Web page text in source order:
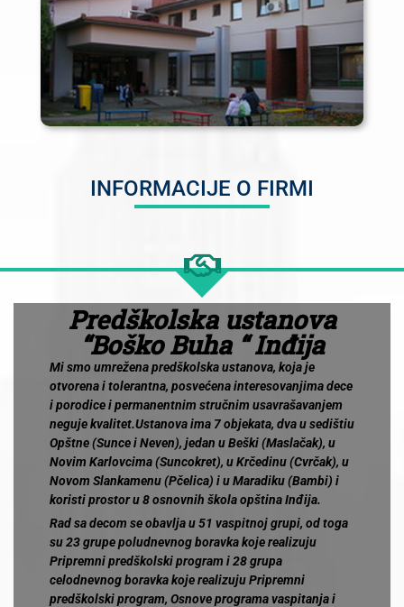
INFORMACIJE O FIRMI
Predškolska ustanova
“Boško Buha “ Inđija
Mi smo umrežena predškolska ustanova, koja je
otvorena i tolerantna, posvećena interesovanjima dece
i porodice i permanentnim stručnim usavrašavanjem
neguje kvalitet.Ustanova ima 7 objekata, dva u sedištiu
Opštne (Sunce i Neven), jedan u Beški (Maslačak), u
Novim Karlovcima (Suncokret), u Krčedinu (Cvrčak), u
Novom Slankamenu (Pčelica) i u Maradiku (Bambi) i
koristi prostor u 8 osnovnih škola opština Inđija.
Rad sa decom se obavlja u 51 vaspitnoj grupi, od toga
su 23 grupe poludnevnog boravka koje realizuju
Pripremni predškolski program i 28 grupa
celodnevnog boravka koje realizuju Pripremni
predškolski program, Osnove programa vaspitanja i